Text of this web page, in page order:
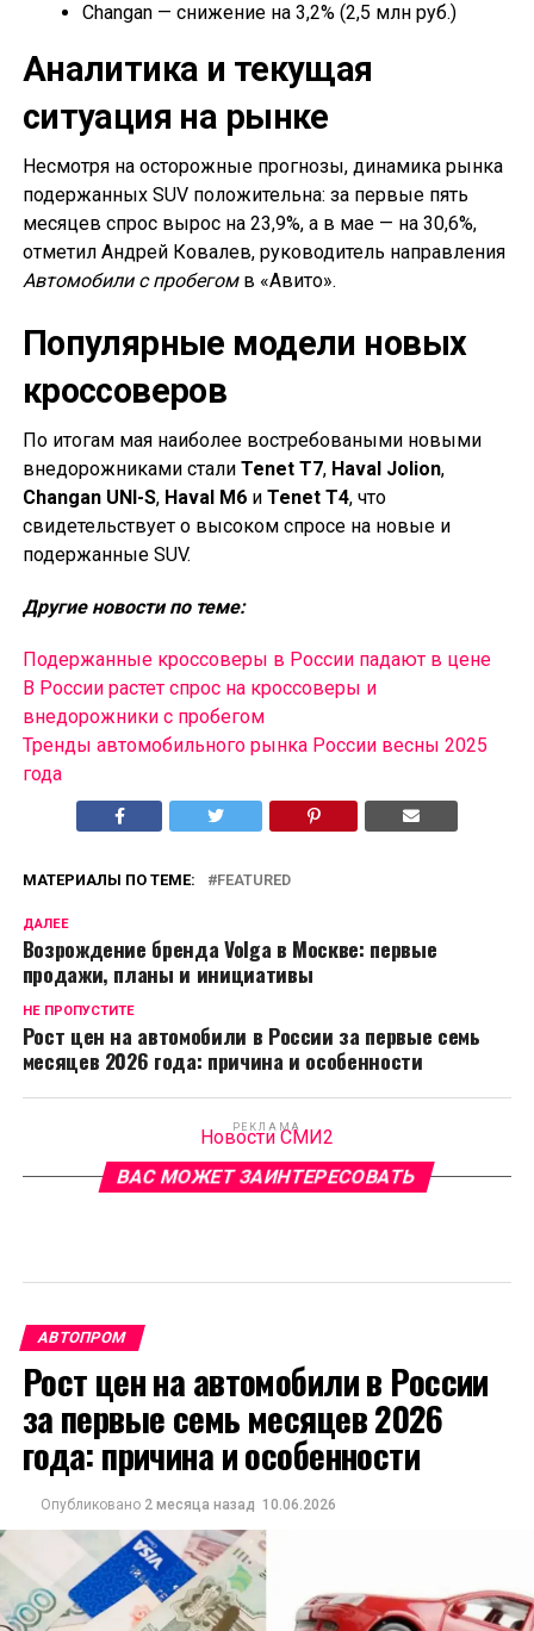
Changan — снижение на 3,2% (2,5 млн руб.)
Аналитика и текущая
ситуация на рынке
Несмотря на осторожные прогнозы, динамика рынка
подержанных SUV положительна: за первые пять
месяцев спрос вырос на 23,9%, а в мае — на 30,6%,
отметил Андрей Ковалев, руководитель направления
Автомобили с пробегомв «Авито».
Популярные модели новых
кроссоверов
По итогам мая наиболее востребоваными новыми
внедорожниками стали Tenet T7, Haval Jolion,
Changan UNI-S, Haval M6и Tenet T4, что
свидетельствует о высоком спросе на новые и
подержанные SUV.
Другие новости по теме:
Подержанные кроссоверы в России падают в цене
В России растет спрос на кроссоверы и
внедорожники с пробегом
Тренды автомобильного рынка России весны 2025
года
МАТЕРИАЛЫ ПО ТЕМЕ: FEATURED
ДАЛЕЕ
Возрождение бренда Volga в Москве: первые
продажи, планы и инициативы
НЕ ПРОПУСТИТЕ
Рост цен на автомобили в России за первые семь
месяцев 2026 года: причина и особенности
РЕКЛАМА
Новости СМИ2
ВАС МОЖЕТ ЗАИНТЕРЕСОВАТЬ
АВТОПРОМ
Рост цен на автомобили в России
за первые семь месяцев 2026
года: причина и особенности
Опубликовано 2 месяца назад 10.06.2026